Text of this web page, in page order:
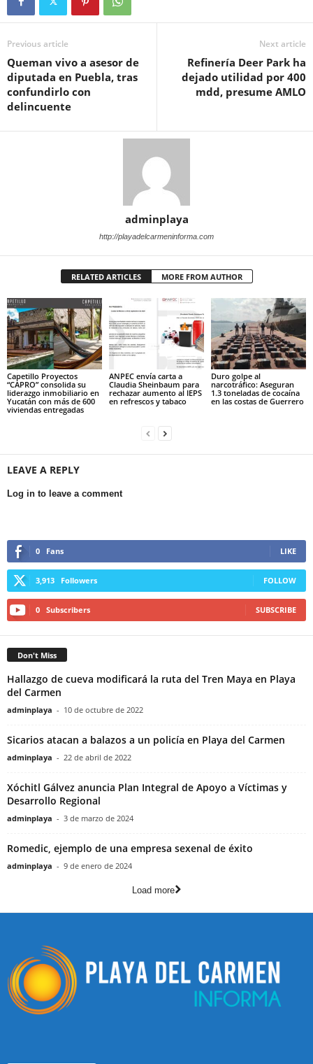
Previous article
Queman vivo a asesor de
diputada en Puebla, tras
confundirlo con
delincuente
Next article
Refinería Deer Park ha
dejado utilidad por 400
mdd, presume AMLO
adminplaya
http://playadelcarmeninforma.com
RELATED ARTICLES MORE FROM AUTHOR
Capetillo Proyectos
“CAPRO” consolida su
liderazgo inmobiliario en
Yucatán con más de 600
viviendas entregadas
ANPEC envía carta a
Claudia Sheinbaum para
rechazar aumento al IEPS
en refrescos y tabaco
Duro golpe al
narcotráfico: Aseguran
1.3 toneladas de cocaína
en las costas de Guerrero
LEAVE A REPLY
Log in to leave a comment
0 Fans LIKE
3,913 Followers FOLLOW
0 Subscribers SUBSCRIBE
Don't Miss
Hallazgo de cueva modificará la ruta del Tren Maya en Playa
del Carmen
adminplaya - 10 de octubre de 2022
Sicarios atacan a balazos a un policía en Playa del Carmen
adminplaya - 22 de abril de 2022
Xóchitl Gálvez anuncia Plan Integral de Apoyo a Víctimas y
Desarrollo Regional
adminplaya - 3 de marzo de 2024
Romedic, ejemplo de una empresa sexenal de éxito
adminplaya - 9 de enero de 2024
Load more